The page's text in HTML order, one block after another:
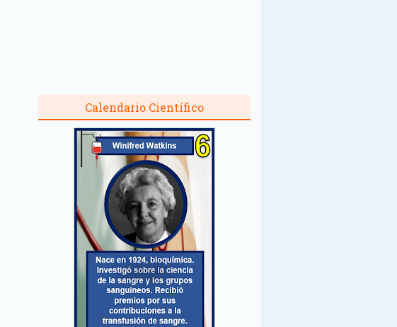
Calendario Científico